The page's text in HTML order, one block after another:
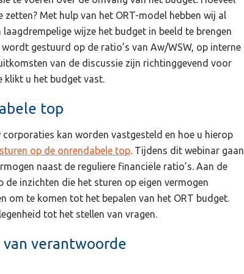
Met hulp van het ORT-model hebben wij al
wijze het budget in beeld te brengen
gestuurd op de ratio’s van Aw/WSW, op interne
van de discussie zijn richtinggevend voor
klikt u het budget vast.
top
kan worden vastgesteld en hoe u hierop
op de onrendabele top. Tijdens dit webinar gaan
naast de reguliere financiële ratio’s. Aan de
inzichten die het sturen op eigen vermogen
om te komen tot het bepalen van het ORT budget.
tot het stellen van vragen.
verantwoorde